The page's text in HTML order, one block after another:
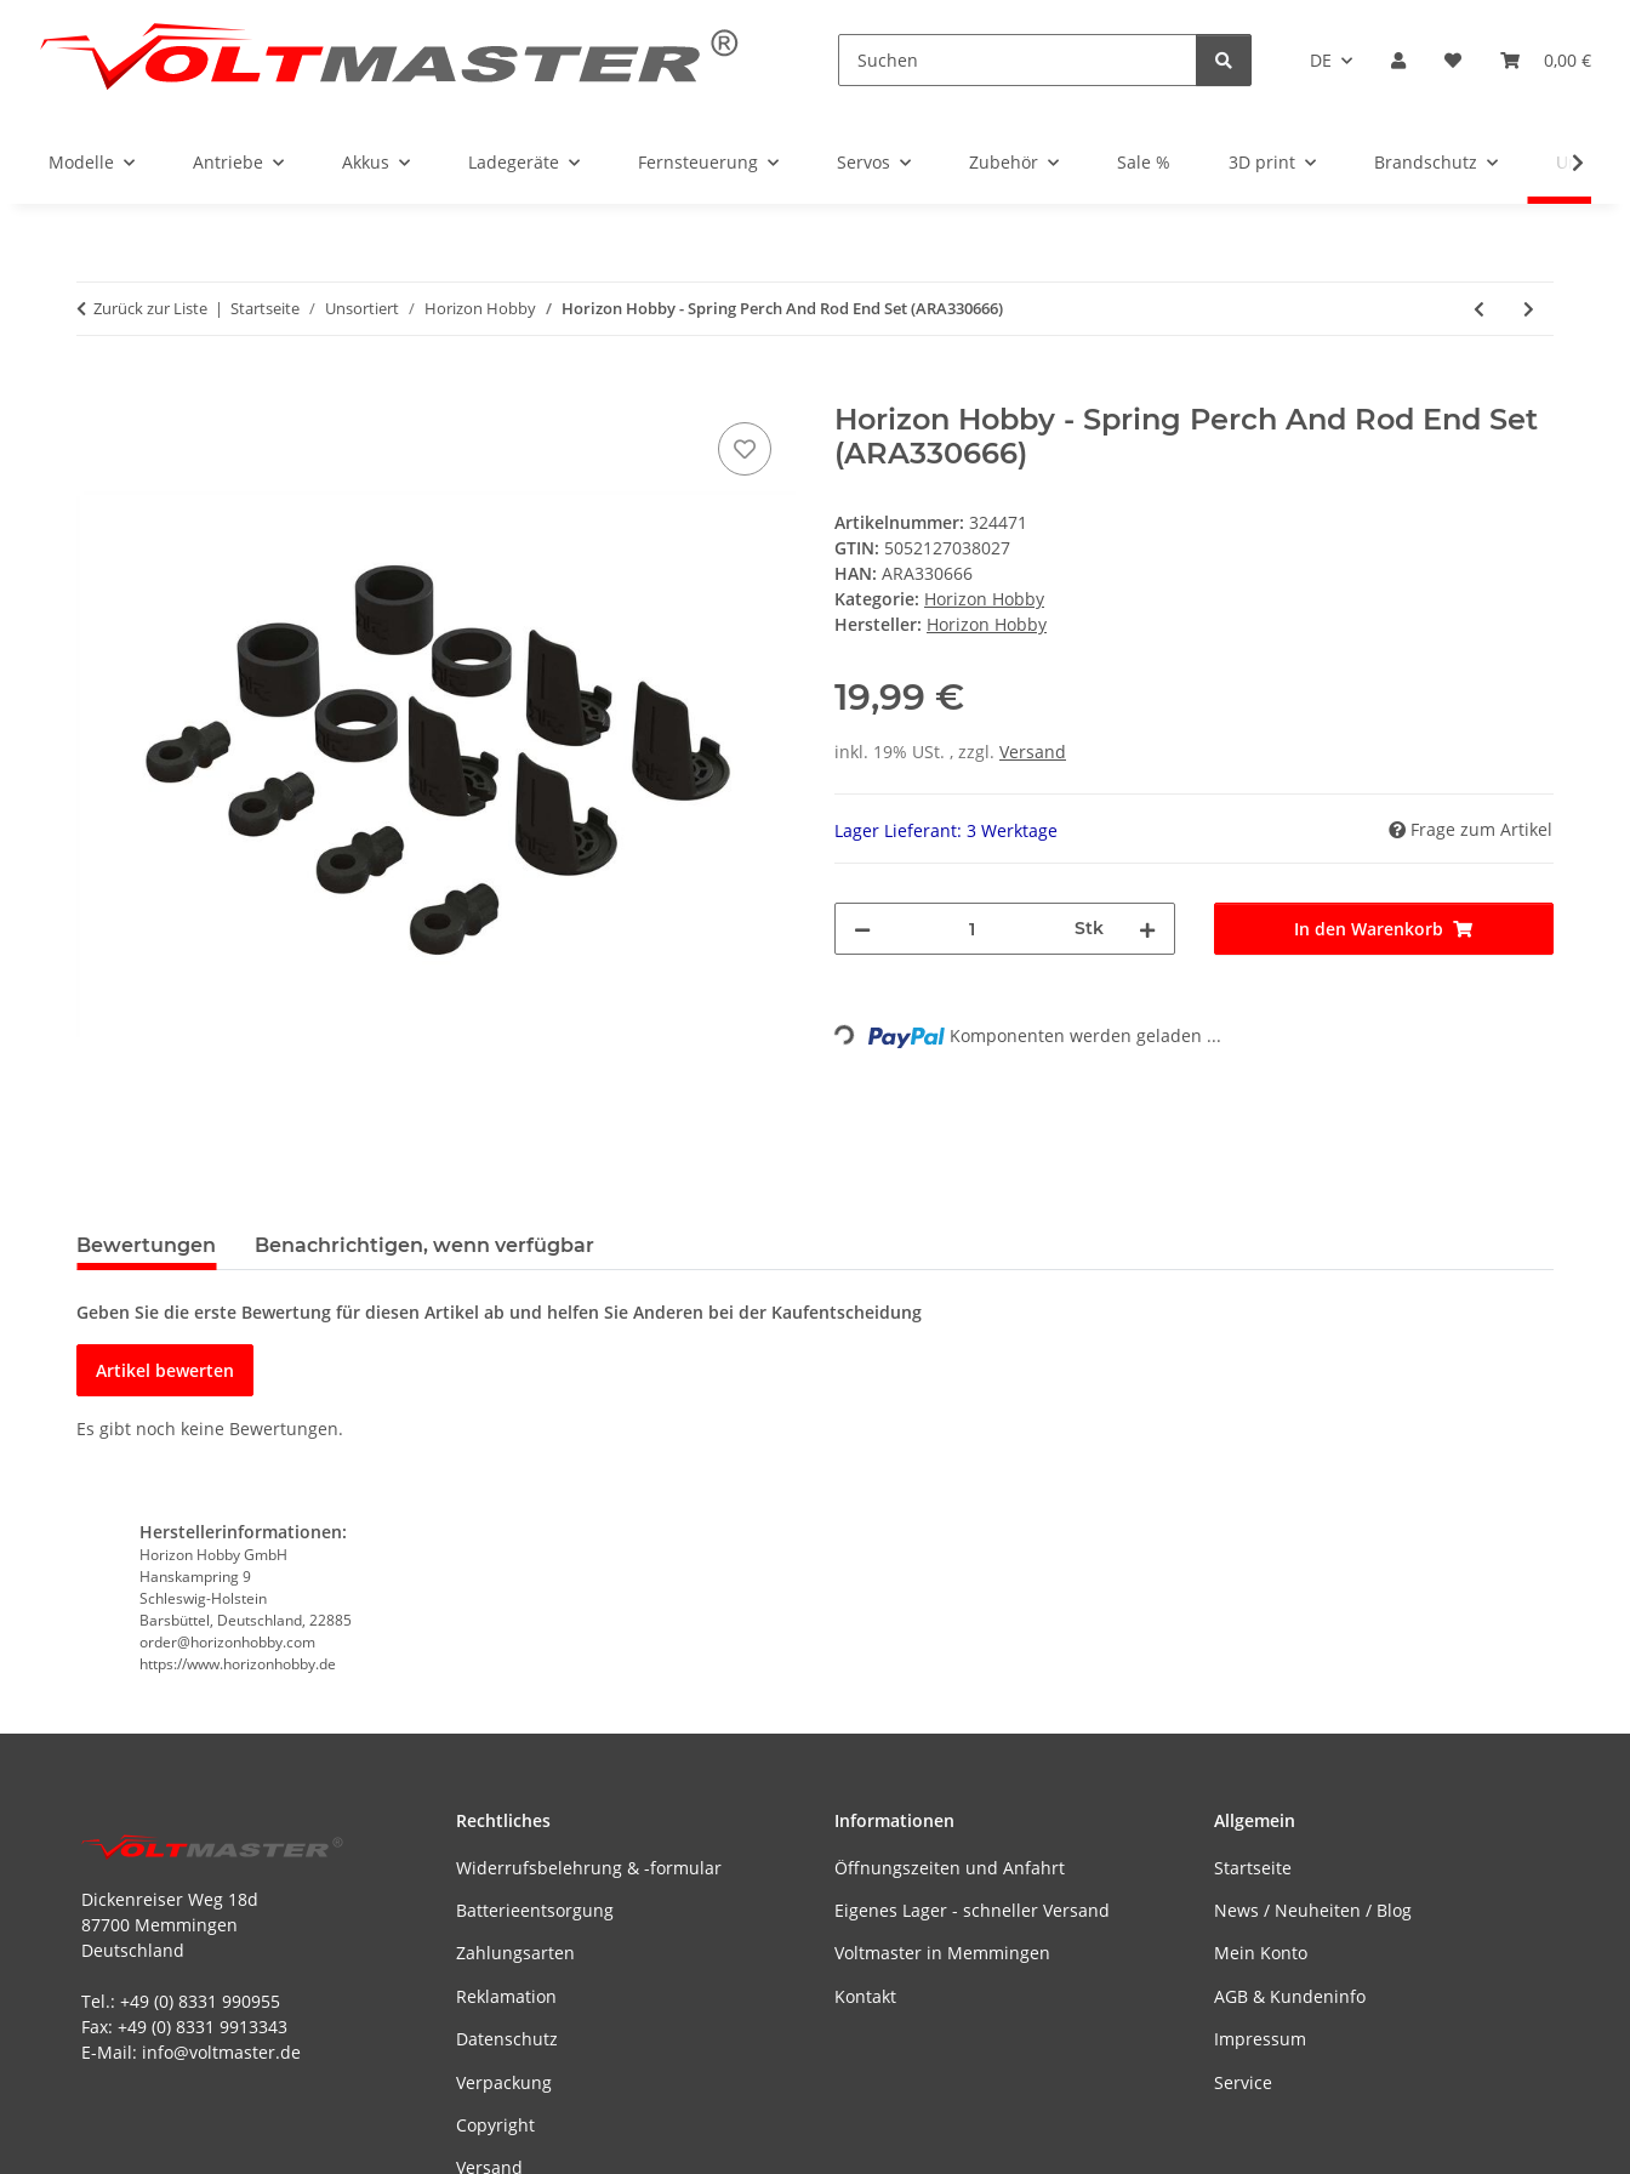
DE 0,00 €
Modelle Antriebe Akkus Ladegeräte Fernsteuerung Servos Zubehör Sale % 3D print Brandschutz
Zurück zur Liste Startseite Unsortiert Horizon Hobby Horizon Hobby - Spring Perch And Rod End Set (ARA330666)
Horizon Hobby - Spring Perch And Rod End Set
(ARA330666)
Artikelnummer: 324471
GTIN: 5052127038027
HAN: ARA330666
Kategorie: Horizon Hobby
Hersteller: Horizon Hobby
19,99 €
inkl. 19% USt. , zzgl. Versand
Lager Lieferant: 3 Werktage Frage zum Artikel
Stk In den Warenkorb
Loading... Komponenten werden geladen ...
Bewertungen Benachrichtigen, wenn verfügbar
Geben Sie die erste Bewertung für diesen Artikel ab und helfen Sie Anderen bei der Kaufentscheidung
Artikel bewerten
Es gibt noch keine Bewertungen.
Herstellerinformationen:
Horizon Hobby GmbH
Hanskampring 9
Schleswig-Holstein
Barsbüttel, Deutschland, 22885
order@horizonhobby.com
https://www.horizonhobby.de
Dickenreiser Weg 18d
87700 Memmingen
Deutschland
Tel.: +49 (0) 8331 990955
Fax: +49 (0) 8331 9913343
E-Mail: info@voltmaster.de
Rechtliches
Widerrufsbelehrung & -formular
Batterieentsorgung
Zahlungsarten
Reklamation
Datenschutz
Verpackung
Copyright
Versand
Informationen
Öffnungszeiten und Anfahrt
Eigenes Lager - schneller Versand
Voltmaster in Memmingen
Kontakt
Allgemein
Startseite
News / Neuheiten / Blog
Mein Konto
AGB & Kundeninfo
Impressum
Service